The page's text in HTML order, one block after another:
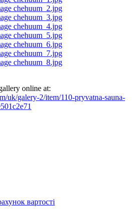
online at:
uk/galery-2/item/110-pryvatna-sauna-
вартості